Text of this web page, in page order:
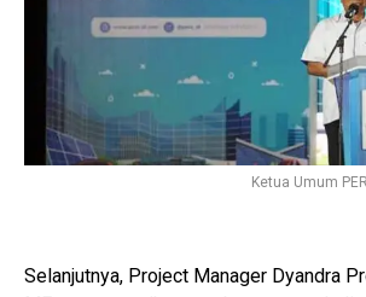
Ketua Umum
Selanjutnya, Project Manager Dyandra